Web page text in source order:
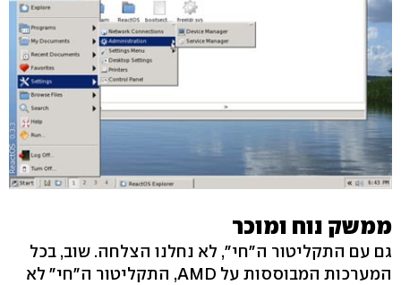
ממשק נוח ומוכר
גם עם התקליטור ה"חי", לא נחלנו הצלחה. שוב, בכל
המערכות המבוססות על AMD, התקליטור ה"חי" לא